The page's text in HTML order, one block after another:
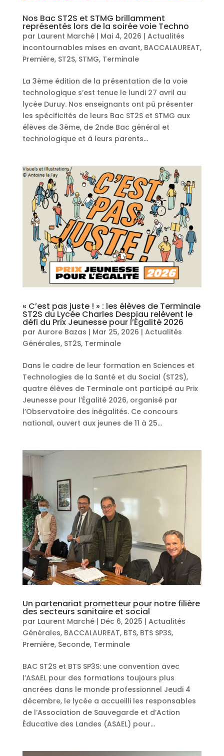
Nos Bac ST2S et STMG brillamment
représentés lors de la soirée voie Techno
par Laurent Marché| Mai 4, 2026 | Actualités
incontournables mises en avant, BACCALAUREAT,
Première, ST2S, STMG, Terminale
La 3ème édition de la présentation de la voie
technologique s’est tenue le lundi 27 avril au
lycée Duruy. Nos enseignants ont pû présenter
les spécificités de leurs Bac ST2S et STMG aux
élèves de 3ème, de 2nde Bac général et
technologique et à leurs parents...
« C’est pas juste ! » : les élèves de Terminale
ST2S du Lycée Charles Despiau relèvent le
défi du Prix Jeunesse pour l’Égalité 2026
par Aurore Bazas | Mar 25, 2026 | Actualités
Générales, ST2S, Terminale
Dans le cadre de leur formation en Sciences et
Technologies de la Santé et du Social (ST2S),
quatre élèves de Terminale ont participé au Prix
Jeunesse pour l’Égalité 2026, organisé par
l’Observatoire des inégalités. Ce concours
national, ouvert aux jeunes de 11 à 25...
Un partenariat prometteur pour notre filière
des secteurs sanitaire et social
par Laurent Marché| Déc 6, 2025 | Actualités
Générales, BACCALAUREAT, BTS, BTS SP3S,
Première, Seconde, Terminale
BAC ST2S et BTS SP3S: une convention avec
l’ASAEL pour des formations toujours plus
ancrées dans le monde professionnel Jeudi 4
décembre, le lycée a accueilli les responsables
de l’Association de Sauvegarde et d’Action
Éducative des Landes (ASAEL) pour...